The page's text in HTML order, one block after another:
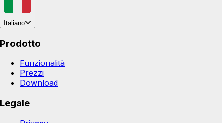
Italiano
Prodotto
Funzionalità
Prezzi
Download
Legale